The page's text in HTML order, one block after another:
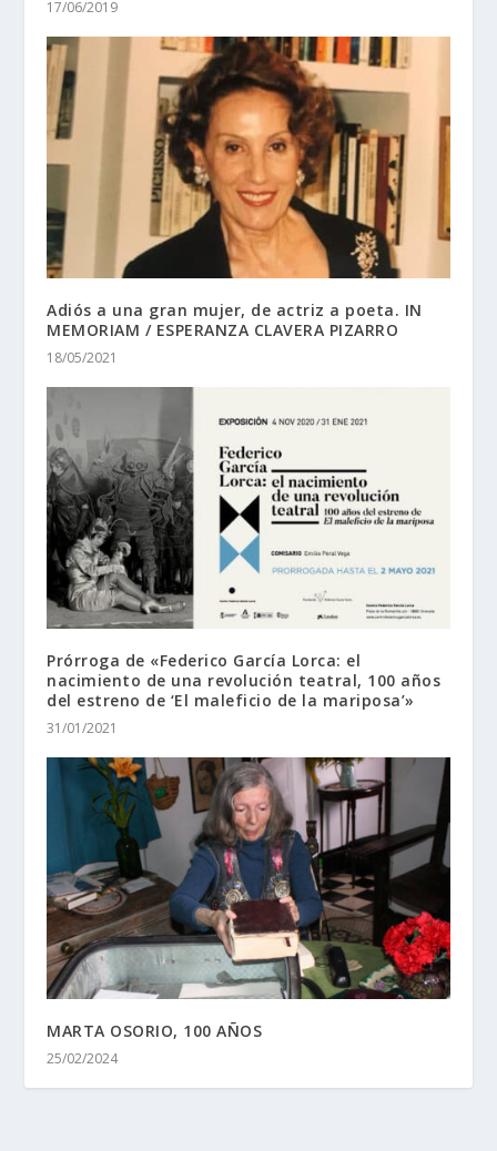
17/06/2019
Adiós a una gran mujer, de actriz a poeta. IN
MEMORIAM / ESPERANZA CLAVERA PIZARRO
18/05/2021
Prórroga de «Federico García Lorca: el
nacimiento de una revolución teatral, 100 años
del estreno de ‘El maleficio de la mariposa’»
31/01/2021
MARTA OSORIO, 100 AÑOS
25/02/2024